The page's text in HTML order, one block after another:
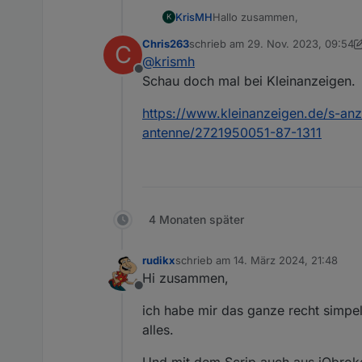
K KrisMHHallo zusammen,
hat noch jemand eine
Lieben Dank!
Kristian
C
Offline
Chris263schrieb am 29. Nov. 2023, 09:54
zuletzt editiert von Chris263
@krismh
Schau doch mal bei Kleinanzeigen.
https://www.kleinanzeigen.de/s-
antenne/2721950051-87-1311
4 Monaten später
Offline
rudikxschrieb am 14. März 2024, 21:48
zuletzt editiert von
Hi zusammen,
ich habe mir das ganze recht
alles.